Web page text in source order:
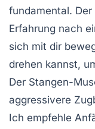
fundamental. Der
Erfahrung nach
sich mit dir
drehen kannst,
Der Stangen-
aggressivere
Ich empfehle